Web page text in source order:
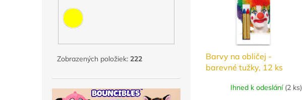
Zobrazených položiek: 222
Barvy na obličej -
barevné tužky, 12 ks
Ihned k odeslání (2 ks)